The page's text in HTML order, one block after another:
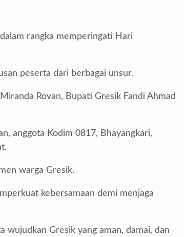
rangka memperingati Hari
peserta dari berbagai unsur.
Rovan, Bupati Gresik Fandi Ahmad
anggota Kodim 0817, Bhayangkari,
warga Gresik.
kebersamaan demi menjaga
Gresik yang aman, damai, dan